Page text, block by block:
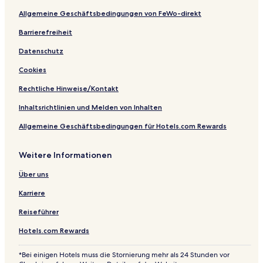
a
o
v
n
t
i
o
&
a
H
o
t
l
Allgemeine Geschäftsbedingungen von FeWo-direkt
Barrierefreiheit
Datenschutz
Cookies
Rechtliche Hinweise/Kontakt
Inhaltsrichtlinien und Melden von Inhalten
Allgemeine Geschäftsbedingungen für Hotels.com Rewards
Weitere Informationen
Über uns
Karriere
Reiseführer
Hotels.com Rewards
*Bei einigen Hotels muss die Stornierung mehr als 24 Stunden vor